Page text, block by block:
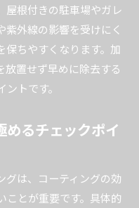
屋根付きの駐車場やガレ
外線の影響を受けにく
保ちやすくなります。加
放置せず早めに除去する
トです。
めるチェックポイ
グは、コーティングの効
ことが重要です。具体的